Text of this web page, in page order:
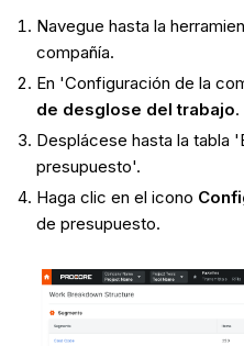
Navegue hasta la
compañía.
En 'Configuración de la
de desglose del trabajo.
Desplácese hasta la tabla
presupuesto'.
Haga clic en el icono
de presupuesto.